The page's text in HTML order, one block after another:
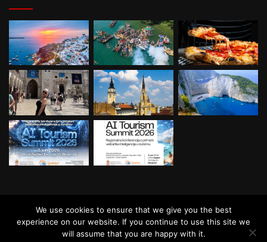
© Copyright Balkan Travel, All Rights
Reserved.
We use cookies to ensure that we give you the best
experience on our website. If you continue to use this site we
will assume that you are happy with it.